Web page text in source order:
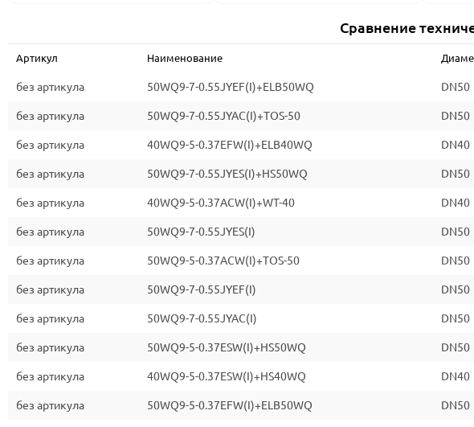
Сравнение
Артикул Наименование
без артикула 50WQ9-7-0.55JYEF(I)+ELB50WQ DN50
без артикула 50WQ9-7-0.55JYAC(I)+TOS-50 DN50
без артикула 40WQ9-5-0.37EFW(I)+ELB40WQ DN40
без артикула 50WQ9-7-0.55JYES(I)+HS50WQ DN50
без артикула 40WQ9-5-0.37ACW(I)+WT-40 DN40
без артикула 50WQ9-7-0.55JYES(I) DN50
без артикула 50WQ9-5-0.37ACW(I)+TOS-50 DN50
без артикула 50WQ9-7-0.55JYEF(I) DN50
без артикула 50WQ9-7-0.55JYAC(I) DN50
без артикула 50WQ9-5-0.37ESW(I)+HS50WQ DN50
без артикула 40WQ9-5-0.37ESW(I)+HS40WQ DN40
без артикула 50WQ9-5-0.37EFW(I)+ELB50WQ DN50